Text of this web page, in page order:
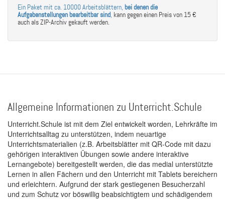
Ein Paket mit ca. 10000 Arbeitsblättern, bei denen die
Aufgabenstellungen bearbeitbar sind, kann gegen einen Preis von 15 €
auch als ZIP-Archiv gekauft werden.
Allgemeine Informationen zu Unterricht.Schule
Unterricht.Schule ist mit dem Ziel entwickelt worden, Lehrkräfte im
Unterrichtsalltag zu unterstützen, indem neuartige
Unterrichtsmaterialien (z.B. Arbeitsblätter mit QR-Code mit dazu
gehörigen interaktiven Übungen sowie andere interaktive
Lernangebote) bereitgestellt werden, die das medial unterstützte
Lernen in allen Fächern und den Unterricht mit Tablets bereichern
und erleichtern. Aufgrund der stark gestiegenen Besucherzahl
und zum Schutz vor böswillig beabsichtigtem und schädigendem